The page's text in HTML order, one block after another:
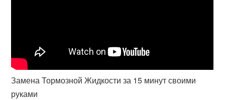
Замена Тормозной Жидкости за 15 минут своими
руками